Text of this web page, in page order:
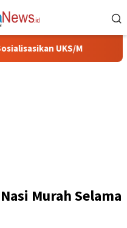
UKS/M
Murah Selama